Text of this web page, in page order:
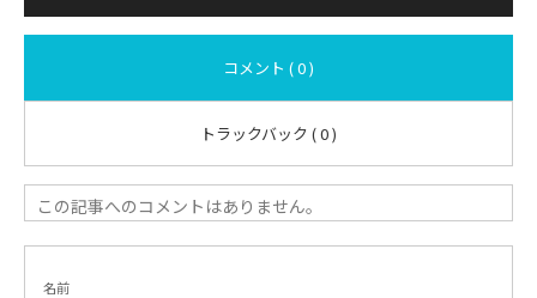
コメント ( 0 )
トラックバック ( 0 )
この記事へのコメントはありません。
名前